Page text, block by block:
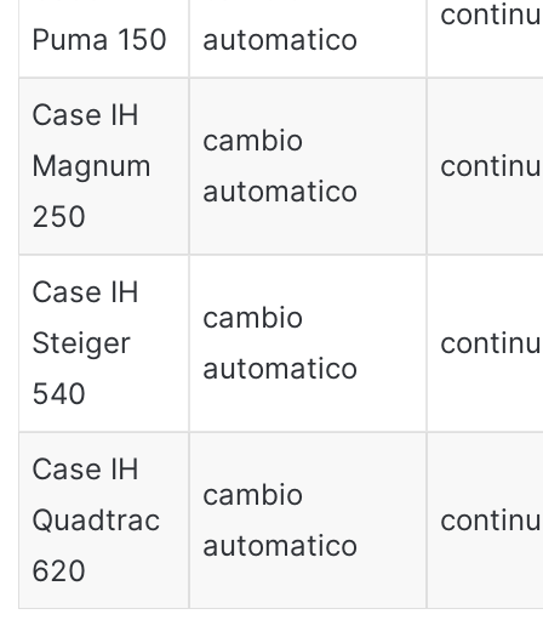
Puma 150
automatico
Case IH
Magnum
250
cambio
automatico
Case IH
Steiger
540
cambio
automatico
Case IH
Quadtrac
620
cambio
automatico